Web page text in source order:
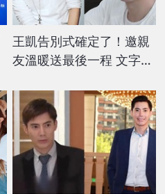
王凱告別式確定了！邀親
友溫暖送最後一程 文字藏